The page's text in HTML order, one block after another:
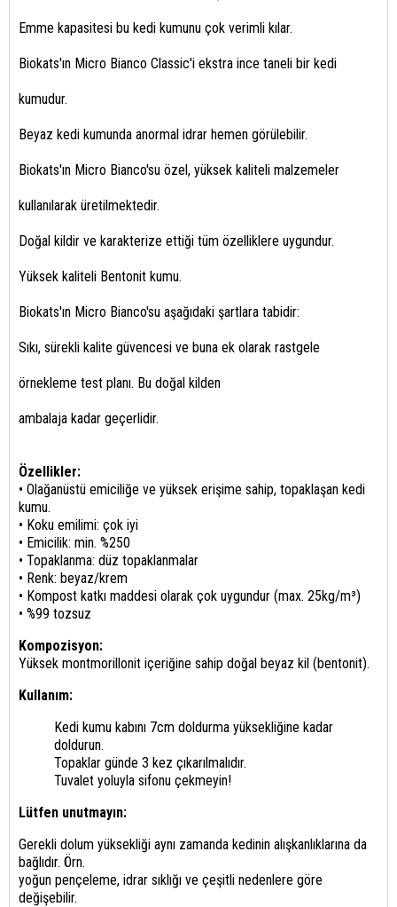
Emme kapasitesi bu kedi kumunu çok verimli kılar.
Biokats'ın Micro Bianco Classic'i ekstra ince taneli bir kedi
kumudur.
Beyaz kedi kumunda anormal idrar hemen görülebilir.
Biokats'ın Micro Bianco'su özel, yüksek kaliteli malzemeler
kullanılarak üretilmektedir.
Doğal kildir ve karakterize ettiği tüm özelliklere uygundur.
Yüksek kaliteli Bentonit kumu.
Biokats'ın Micro Bianco'su aşağıdaki şartlara tabidir:
Sıkı, sürekli kalite güvencesi ve buna ek olarak rastgele
örnekleme test planı. Bu doğal kilden
ambalaja kadar geçerlidir.
Özellikler:
• Olağanüstü emiciliğe ve yüksek erişime sahip, topaklaşan kedi
kumu.
• Koku emilimi: çok iyi
• Emicilik: min. %250
• Topaklanma: düz topaklanmalar
• Renk: beyaz/krem
• Kompost katkı maddesi olarak çok uygundur (max. 25kg/m³)
• %99 tozsuz
Kompozisyon:
Yüksek montmorillonit içeriğine sahip doğal beyaz kil (bentonit).
Kullanım:
Kedi kumu kabını 7cm doldurma yüksekliğine kadar
doldurun.
Topaklar günde 3 kez çıkarılmalıdır.
Tuvalet yoluyla sifonu çekmeyin!
Lütfen unutmayın:
Gerekli dolum yüksekliği aynı zamanda kedinin alışkanlıklarına da
bağlıdır. Örn.
yoğun pençeleme, idrar sıklığı ve çeşitli nedenlere göre
değişebilir.